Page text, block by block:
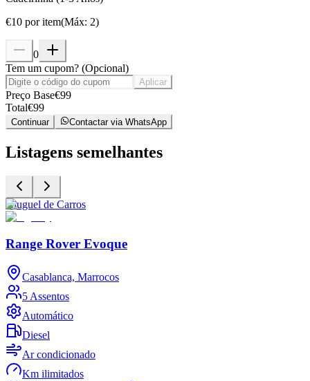
€10 por item(Máx: 2)
0
Tem um cupom? (Opcional)
Aplicar
Preço Base€99
Total€99
Continuar Contactar via WhatsApp
Listagens semelhantes
Aluguel de Carros
Range Rover Evoque
Casablanca, Marrocos
5 Assentos
Automático
Diesel
Ar condicionado
Km ilimitados